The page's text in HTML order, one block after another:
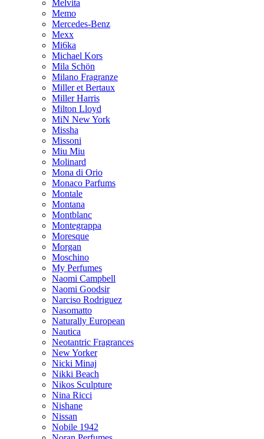
Melvita
Memo
Mercedes-Benz
Mexx
Mi6ka
Michael Kors
Mila Schön
Milano Fragranze
Miller et Bertaux
Miller Harris
Milton Lloyd
MiN New York
Missha
Missoni
Miu Miu
Molinard
Mona di Orio
Monaco Parfums
Montale
Montana
Montblanc
Montegrappa
Moresque
Morgan
Moschino
My Perfumes
Naomi Campbell
Naomi Goodsir
Narciso Rodriguez
Nasomatto
Naturally European
Nautica
Neotantric Fragrances
New Yorker
Nicki Minaj
Nikki Beach
Nikos Sculpture
Nina Ricci
Nishane
Nissan
Nobile 1942